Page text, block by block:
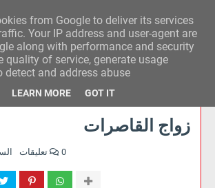
زواج القاصرات
0 تعليقات
from Google to deliver its services
Your IP address and user-agent are
along with performance and security
quality of service, generate usage
and address abuse.
LEARN MORE GOT IT